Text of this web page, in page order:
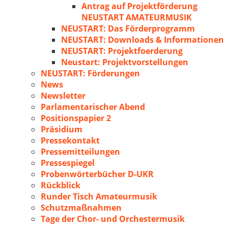
Antrag auf Projektförderung
NEUSTART AMATEURMUSIK
NEUSTART: Das Förderprogramm
NEUSTART: Downloads & Informationen
NEUSTART: Projektfoerderung
Neustart: Projektvorstellungen
NEUSTART: Förderungen
News
Newsletter
Parlamentarischer Abend
Positionspapier 2
Präsidium
Pressekontakt
Pressemitteilungen
Pressespiegel
Probenwörterbücher D-UKR
Rückblick
Runder Tisch Amateurmusik
Schutzmaßnahmen
Tage der Chor- und Orchestermusik